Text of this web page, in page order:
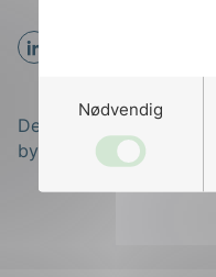
Nødvendig
Designed and developed
by
Stem Agency